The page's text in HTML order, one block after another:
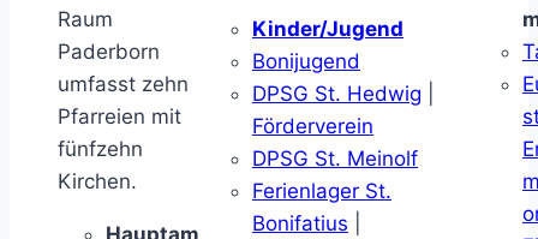
Raum
Paderborn
umfasst zehn
Pfarreien mit
fünfzehn
Kirchen.
Hauptam
Kinder/Jugend
Bonijugend
DPSG St. Hedwig
Förderverein
DPSG St. Meinolf
Ferienlager St.
Bonifatius